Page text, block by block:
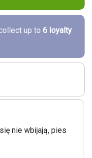
up to 6loyalty
nie wbijają, pies